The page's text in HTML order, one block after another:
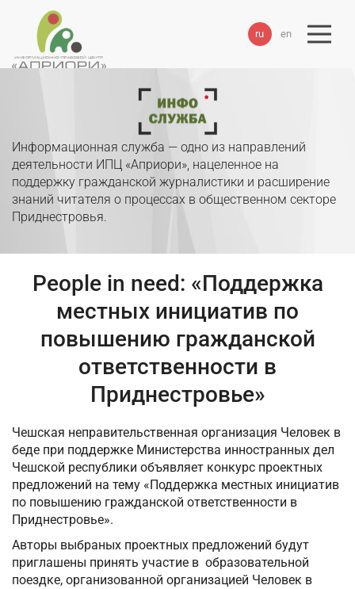
ru en
Информационная служба — одно из направлений
деятельности ИПЦ «Априори», нацеленное на
поддержку гражданской журналистики и расширение
знаний читателя о процессах в общественном секторе
Приднестровья.
People in need: «Поддержка
местных инициатив по
повышению гражданской
ответственности в
Приднестровье»
Чешская неправительственная организация Человек в
беде при поддержке Министерства инностранных дел
Чешской республики объявляет конкурс проектных
предложений на тему «Поддержка местных инициатив
по повышению гражданской ответственности в
Приднестровье».
Авторы выбраных проектных предложений будут
приглашены принять участие в образовательной
поездке, организованной организацией Человек в